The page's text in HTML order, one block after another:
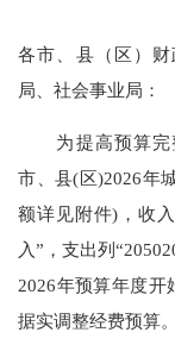
各市、县（区）
局、社会事业局：
为提高预算完
市、县(区)2026年
额详见附件)，收
入”，支出列
2026年预算年度开
据实调整经费预算